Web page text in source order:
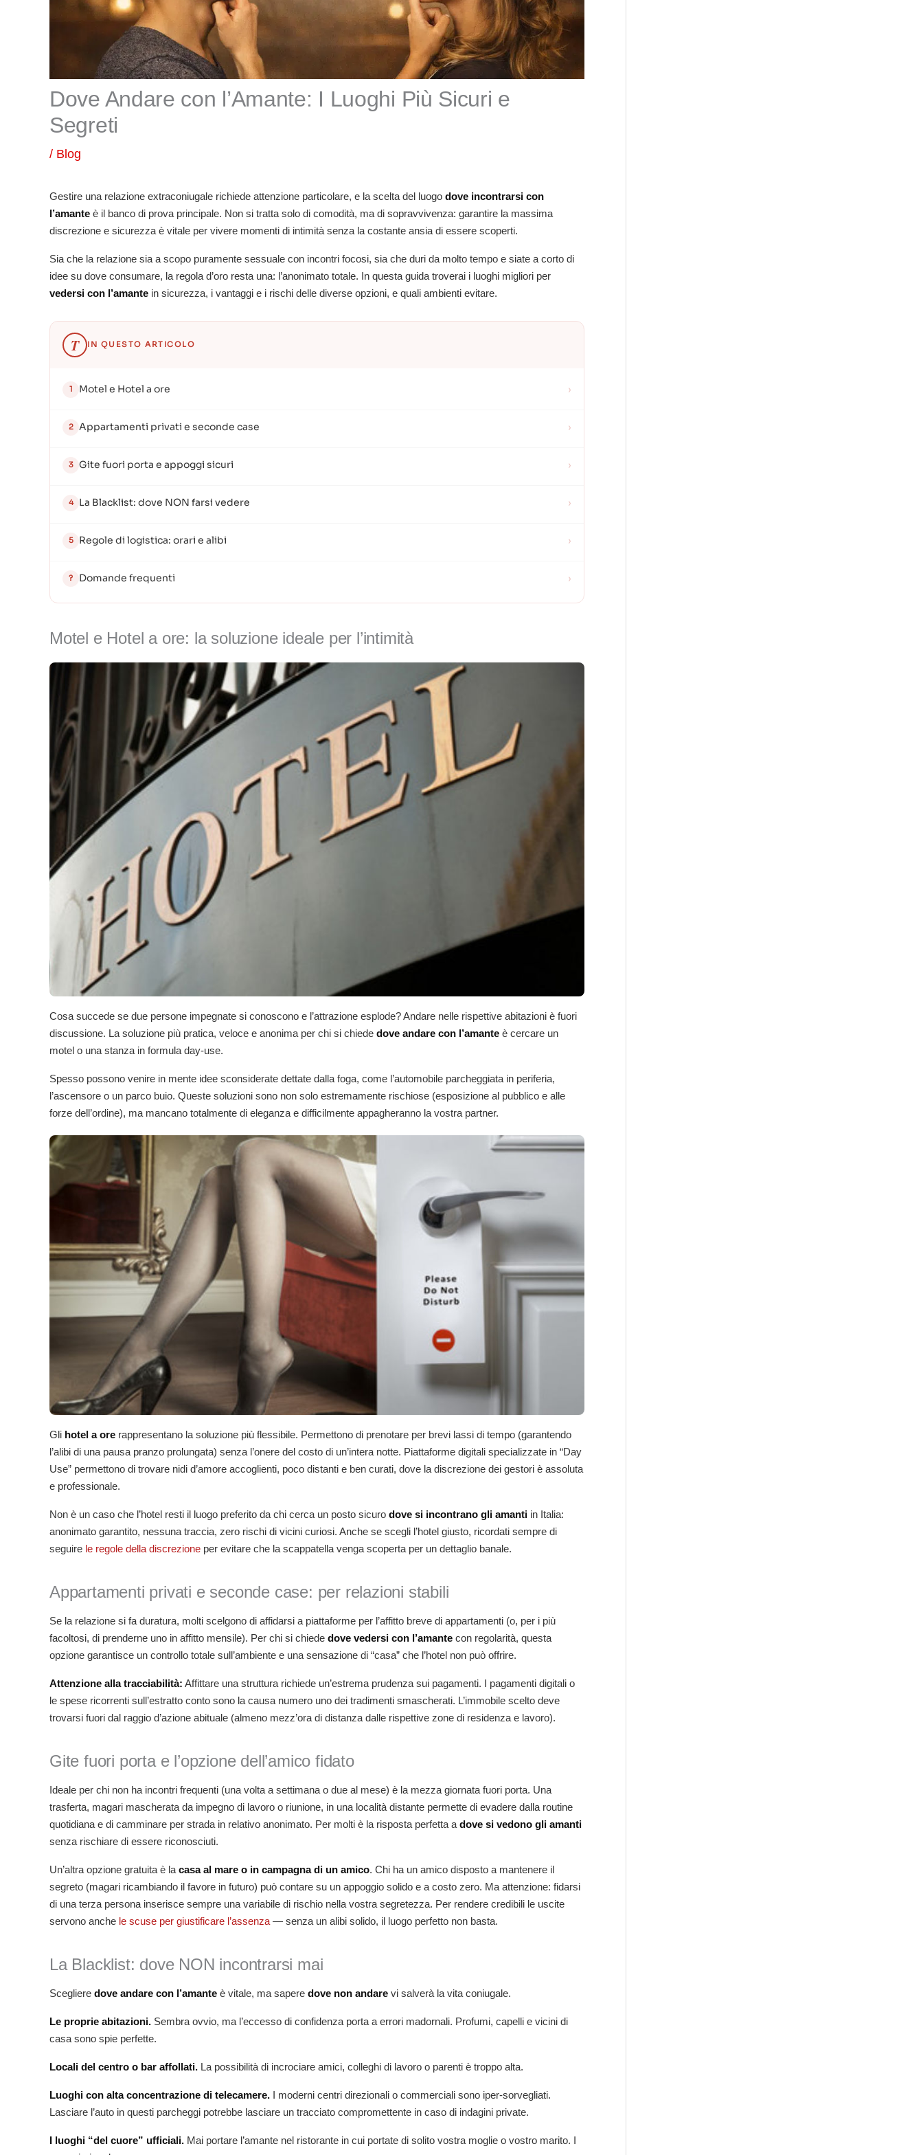
Dove Andare con l’Amante: I Luoghi Più Sicuri e
Segreti
/ Blog
Gestire una relazione extraconiugale richiede attenzione particolare, e la scelta del luogo dove incontrarsi con
l’amante è il banco di prova principale. Non si tratta solo di comodità, ma di sopravvivenza: garantire la massima
discrezione e sicurezza è vitale per vivere momenti di intimità senza la costante ansia di essere scoperti.
Sia che la relazione sia a scopo puramente sessuale con incontri focosi, sia che duri da molto tempo e siate a corto di
idee su dove consumare, la regola d’oro resta una: l’anonimato totale. In questa guida troverai i luoghi migliori per
vedersi con l’amante in sicurezza, i vantaggi e i rischi delle diverse opzioni, e quali ambienti evitare.
T IN QUESTO ARTICOLO
1 Motel e Hotel a ore ›
2 Appartamenti privati e seconde case ›
3 Gite fuori porta e appoggi sicuri ›
4 La Blacklist: dove NON farsi vedere ›
5 Regole di logistica: orari e alibi ›
? Domande frequenti ›
Motel e Hotel a ore: la soluzione ideale per l’intimità
Cosa succede se due persone impegnate si conoscono e l’attrazione esplode? Andare nelle rispettive abitazioni è fuori
discussione. La soluzione più pratica, veloce e anonima per chi si chiede dove andare con l’amante è cercare un
motel o una stanza in formula day-use.
Spesso possono venire in mente idee sconsiderate dettate dalla foga, come l’automobile parcheggiata in periferia,
l’ascensore o un parco buio. Queste soluzioni sono non solo estremamente rischiose (esposizione al pubblico e alle
forze dell’ordine), ma mancano totalmente di eleganza e difficilmente appagheranno la vostra partner.
Gli hotel a ore rappresentano la soluzione più flessibile. Permettono di prenotare per brevi lassi di tempo (garantendo
l’alibi di una pausa pranzo prolungata) senza l’onere del costo di un’intera notte. Piattaforme digitali specializzate in “Day
Use” permettono di trovare nidi d’amore accoglienti, poco distanti e ben curati, dove la discrezione dei gestori è assoluta
e professionale.
Non è un caso che l’hotel resti il luogo preferito da chi cerca un posto sicuro dove si incontrano gli amanti in Italia:
anonimato garantito, nessuna traccia, zero rischi di vicini curiosi. Anche se scegli l’hotel giusto, ricordati sempre di
seguire le regole della discrezione per evitare che la scappatella venga scoperta per un dettaglio banale.
Appartamenti privati e seconde case: per relazioni stabili
Se la relazione si fa duratura, molti scelgono di affidarsi a piattaforme per l’affitto breve di appartamenti (o, per i più
facoltosi, di prenderne uno in affitto mensile). Per chi si chiede dove vedersi con l’amante con regolarità, questa
opzione garantisce un controllo totale sull’ambiente e una sensazione di “casa” che l’hotel non può offrire.
Attenzione alla tracciabilità: Affittare una struttura richiede un’estrema prudenza sui pagamenti. I pagamenti digitali o
le spese ricorrenti sull’estratto conto sono la causa numero uno dei tradimenti smascherati. L’immobile scelto deve
trovarsi fuori dal raggio d’azione abituale (almeno mezz’ora di distanza dalle rispettive zone di residenza e lavoro).
Gite fuori porta e l’opzione dell’amico fidato
Ideale per chi non ha incontri frequenti (una volta a settimana o due al mese) è la mezza giornata fuori porta. Una
trasferta, magari mascherata da impegno di lavoro o riunione, in una località distante permette di evadere dalla routine
quotidiana e di camminare per strada in relativo anonimato. Per molti è la risposta perfetta adove si vedono gli amanti
senza rischiare di essere riconosciuti.
Un’altra opzione gratuita è lacasa al mare o in campagna di un amico. Chi ha un amico disposto a mantenere il
segreto (magari ricambiando il favore in futuro) può contare su un appoggio solido e a costo zero. Ma attenzione: fidarsi
di una terza persona inserisce sempre una variabile di rischio nella vostra segretezza. Per rendere credibili le uscite
servono anche le scuse per giustificare l’assenza— senza un alibi solido, il luogo perfetto non basta.
La Blacklist: dove NON incontrarsi mai
Scegliere dove andare con l’amante è vitale, ma sapere dove non andare vi salverà la vita coniugale.
Le proprie abitazioni. Sembra ovvio, ma l’eccesso di confidenza porta a errori madornali. Profumi, capelli e vicini di
casa sono spie perfette.
Locali del centro o bar affollati. La possibilità di incrociare amici, colleghi di lavoro o parenti è troppo alta.
Luoghi con alta concentrazione di telecamere. I moderni centri direzionali o commerciali sono iper-sorvegliati.
Lasciare l’auto in questi parcheggi potrebbe lasciare un tracciato compromettente in caso di indagini private.
I luoghi “del cuore” ufficiali. Mai portare l’amante nel ristorante in cui portate di solito vostra moglie o vostro marito. I